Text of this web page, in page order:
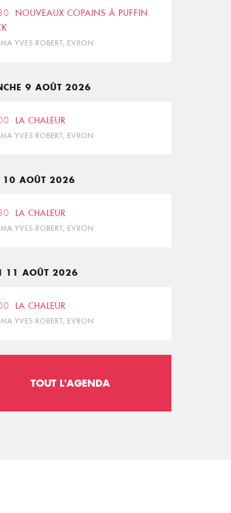
NOUVEAUX COPAINS À PUFFIN
YVES ROBERT, EVRON
9 AOÛT 2026
LA CHALEUR
YVES ROBERT, EVRON
10 AOÛT 2026
LA CHALEUR
YVES ROBERT, EVRON
11 AOÛT 2026
LA CHALEUR
YVES ROBERT, EVRON
TOUT L'AGENDA